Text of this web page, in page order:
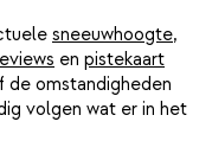
sneeuwhoogte,
en pistekaart
de omstandigheden
volgen wat er in het